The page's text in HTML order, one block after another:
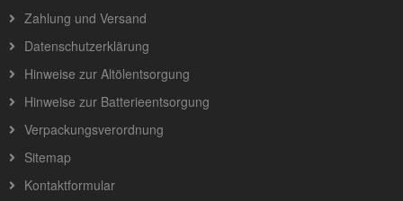
Zahlung und Versand
Datenschutzerklärung
Hinweise zur Altölentsorgung
Hinweise zur Batterieentsorgung
Verpackungsverordnung
Sitemap
Kontaktformular